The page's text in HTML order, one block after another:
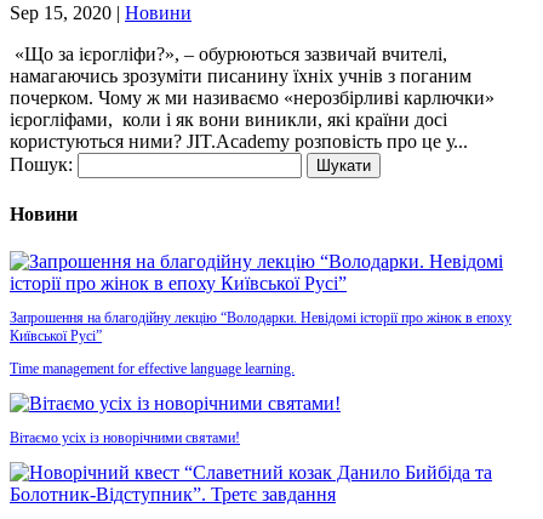
Sep 15, 2020 | Новини
«Що за ієрогліфи?», – обурюються зазвичай вчителі,
намагаючись зрозуміти писанину їхніх учнів з поганим
почерком. Чому ж ми називаємо «нерозбірливі карлючки»
ієрогліфами, коли і як вони виникли, які країни досі
користуються ними? JIT.Academy розповість про це у...
Пошук:
Новини
Запрошення на благодійну лекцію “Володарки. Невідомі історії про жінок в епоху
Київської Русі”
Time management for effective language learning.
Вітаємо усіх із новорічними святами!